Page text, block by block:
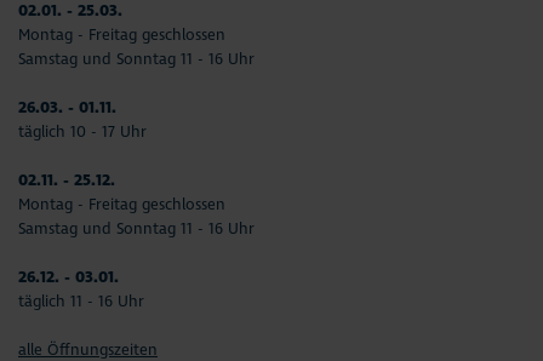
02.01. - 25.03.
Montag - Freitag geschlossen
Samstag und Sonntag 11 - 16 Uhr
26.03. - 01.11.
täglich 10 - 17 Uhr
02.11. - 25.12.
Montag - Freitag geschlossen
Samstag und Sonntag 11 - 16 Uhr
26.12. - 03.01.
täglich 11 - 16 Uhr
alle Öffnungszeiten